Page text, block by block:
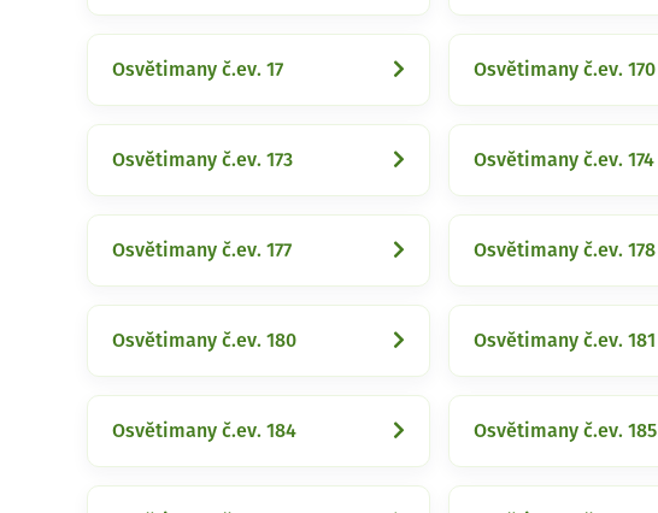
Osvětimany č.ev. 17 Osvětimany č.ev. 170
Osvětimany č.ev. 173 Osvětimany č.ev. 174
Osvětimany č.ev. 177 Osvětimany č.ev. 178
Osvětimany č.ev. 180 Osvětimany č.ev. 181
Osvětimany č.ev. 184 Osvětimany č.ev. 185